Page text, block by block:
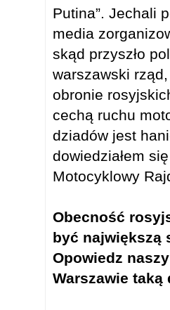
Putina”. Jechali
media
skąd przyszło
warszawski
obronie
cechą ruchu
dziadów jest
dowiedziałem
Motocyklowy
Obecność
być największą
Opowiedz
Warszawie taką